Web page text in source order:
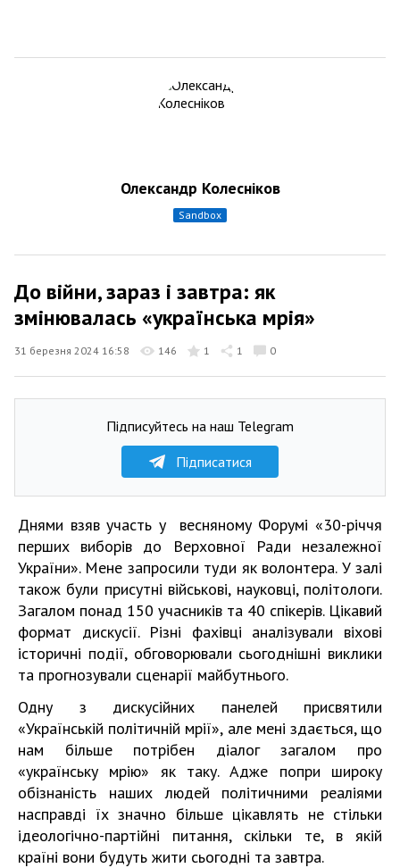
Олександр Колесніков
sandbox
До війни, зараз і завтра: як
змінювалась «українська мрія»
31 березня 2024 16:58 146 1 1 0
Підписуйтесь на наш Telegram
Підписатися
Днями взяв участь у весняному Форумі «30-річчя
перших виборів до Верховної Ради незалежної
України». Мене запросили туди як волонтера. У залі
також були присутні військові, науковці, політологи.
Загалом понад 150 учасників та 40 спікерів. Цікавий
формат дискусії. Різні фахівці аналізували віхові
історичні події, обговорювали сьогоднішні виклики
та прогнозували сценарії майбутнього.
Одну з дискусійних панелей присвятили
«Українській політичній мрії», але мені здається, що
нам більше потрібен діалог загалом про
«українську мрію» як таку. Адже попри широку
обізнаність наших людей політичними реаліями
насправді їх значно більше цікавлять не стільки
ідеологічно-партійні питання, скільки те, в якій
країні вони будуть жити сьогодні та завтра.